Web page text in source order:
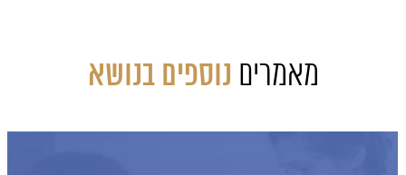
מאמרים נוספים בנושא